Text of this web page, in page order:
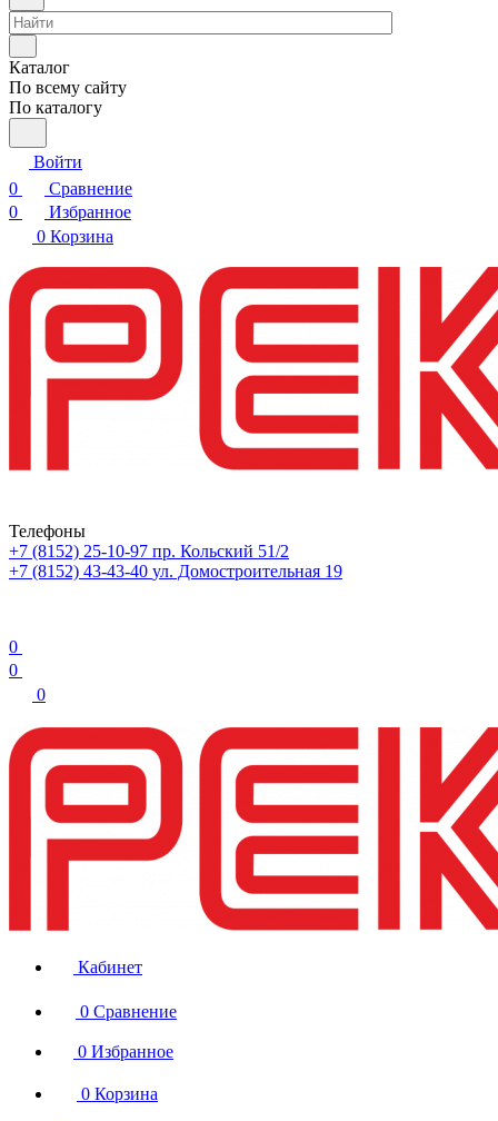
Каталог
По всему сайту
По каталогу
Войти
0
Сравнение
0
Избранное
0 Корзина
Телефоны
+7 (8152) 25-10-97 пр. Кольский 51/2
+7 (8152) 43-43-40 ул. Домостроительная 19
0
0
0
Кабинет
0 Сравнение
0 Избранное
0 Корзина